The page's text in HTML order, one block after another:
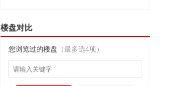
楼盘对比
您浏览过的楼盘 （最多选4项）